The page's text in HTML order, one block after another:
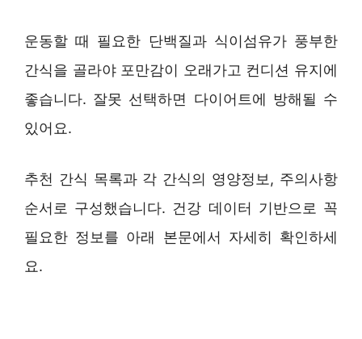
운동할 때 필요한 단백질과 식이섬유가 풍부한
간식을 골라야 포만감이 오래가고 컨디션 유지에
좋습니다. 잘못 선택하면 다이어트에 방해될 수
있어요.
추천 간식 목록과 각 간식의 영양정보, 주의사항
순서로 구성했습니다. 건강 데이터 기반으로 꼭
필요한 정보를 아래 본문에서 자세히 확인하세
요.